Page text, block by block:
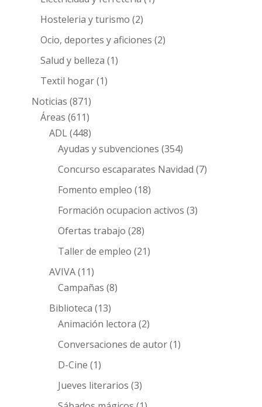
Hosteleria y turismo (2)
Ocio, deportes y aficiones (2)
Salud y belleza (1)
Textil hogar(1)
Noticias (871)
Áreas (611)
ADL(448)
Ayudas y subvenciones (354)
Concurso escaparates Navidad (7)
Fomento empleo (18)
Formación ocupacion activos (3)
Ofertas trabajo (28)
Taller de empleo (21)
AVIVA(11)
Campañas (8)
Biblioteca (13)
Animación lectora (2)
Conversaciones de autor(1)
D-Cine (1)
Jueves literarios (3)